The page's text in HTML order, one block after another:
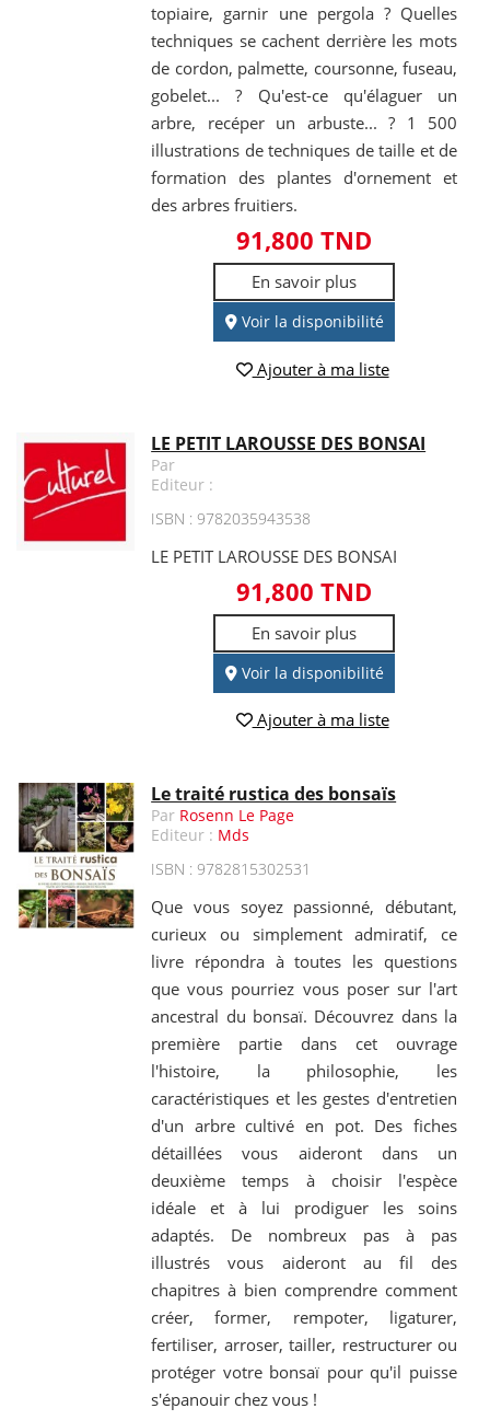
topiaire, garnir une pergola ? Quelles
techniques se cachent derrière les mots
de cordon, palmette, coursonne, fuseau,
gobelet... ? Qu'est-ce qu'élaguer un
arbre, recéper un arbuste... ? 1 500
illustrations de techniques de taille et de
formation des plantes d'ornement et
des arbres fruitiers.
91,800 TND
En savoir plus
Voir la disponibilité
Ajouter à ma liste
LE PETIT LAROUSSE DES BONSAI
Par
Editeur :
ISBN : 9782035943538
LE PETIT LAROUSSE DES BONSAI
91,800 TND
En savoir plus
Voir la disponibilité
Ajouter à ma liste
Le traité rustica des bonsaïs
Par Rosenn Le Page
Editeur : Mds
ISBN : 9782815302531
Que vous soyez passionné, débutant,
curieux ou simplement admiratif, ce
livre répondra à toutes les questions
que vous pourriez vous poser sur l'art
ancestral du bonsaï. Découvrez dans la
première partie dans cet ouvrage
l'histoire, la philosophie, les
caractéristiques et les gestes d'entretien
d'un arbre cultivé en pot. Des fiches
détaillées vous aideront dans un
deuxième temps à choisir l'espèce
idéale et à lui prodiguer les soins
adaptés. De nombreux pas à pas
illustrés vous aideront au fil des
chapitres à bien comprendre comment
créer, former, rempoter, ligaturer,
fertiliser, arroser, tailler, restructurer ou
protéger votre bonsaï pour qu'il puisse
s'épanouir chez vous !